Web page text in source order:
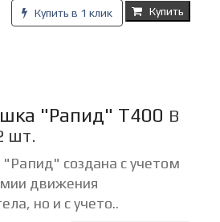
Купить в 1 клик Купить
"Рапид" Т400 В
шт.
создана с учетом
движения
но и с учето..